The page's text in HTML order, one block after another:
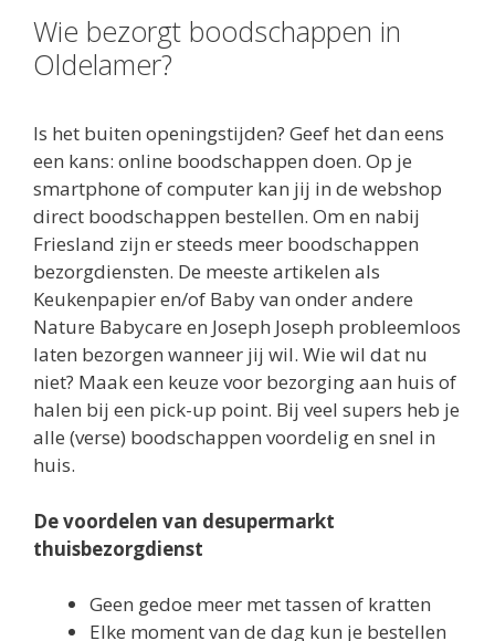
Wie bezorgt boodschappen in
Oldelamer?
Is het buiten openingstijden? Geef het dan eens
een kans: online boodschappen doen. Op je
smartphone of computer kan jij in de webshop
direct boodschappen bestellen. Om en nabij
Friesland zijn er steeds meer boodschappen
bezorgdiensten. De meeste artikelen als
Keukenpapier en/of Baby van onder andere
Nature Babycare en Joseph Joseph probleemloos
laten bezorgen wanneer jij wil. Wie wil dat nu
niet? Maak een keuze voor bezorging aan huis of
halen bij een pick-up point. Bij veel supers heb je
alle (verse) boodschappen voordelig en snel in
huis.
De voordelen van desupermarkt
thuisbezorgdienst
Geen gedoe meer met tassen of kratten
Elke moment van de dag kun je bestellen